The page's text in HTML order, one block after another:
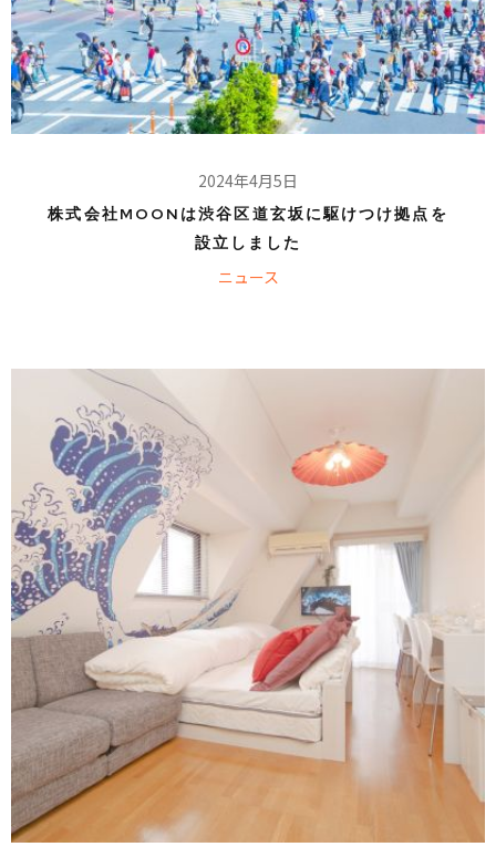
2024年4月5日
株式会社MOONは渋谷区道玄坂に駆けつけ拠点を
設立しました
ニュース